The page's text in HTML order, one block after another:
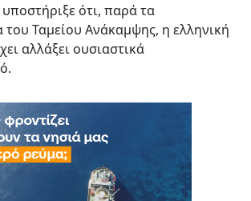
ότι, παρά τα
του Ταμείου Ανάκαμψης, η ελληνική
αλλάξει ουσιαστικά